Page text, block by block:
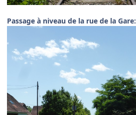
Passage à niveau de la rue de la Gare: